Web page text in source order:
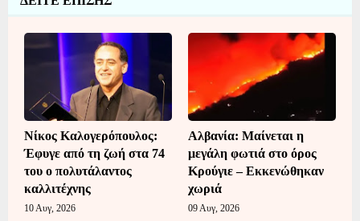
Νίκος Καλογερόπουλος:
Έφυγε από τη ζωή στα 74
του ο πολυτάλαντος
καλλιτέχνης
10 Αυγ, 2026
Αλβανία: Μαίνεται η
μεγάλη φωτιά στο όρος
Κρούγιε – Εκκενώθηκαν
χωριά
09 Αυγ, 2026